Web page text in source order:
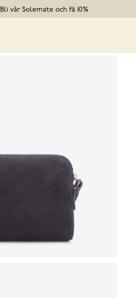
Bli vår Solemate och få 10%